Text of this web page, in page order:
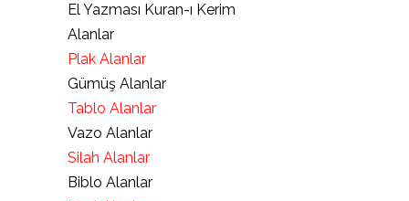
El Yazması Kuran-ı Kerim
Alanlar
Plak Alanlar
Gümüş Alanlar
Tablo Alanlar
Vazo Alanlar
Silah Alanlar
Biblo Alanlar